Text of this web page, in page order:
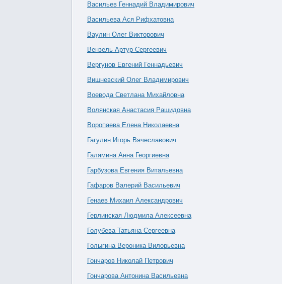
Васильев Геннадий Владимирович
Васильева Ася Рифхатовна
Ваулин Олег Викторович
Вензель Артур Сергеевич
Вергунов Евгений Геннадьевич
Вишневский Олег Владимирович
Воевода Светлана Михайловна
Волянская Анастасия Рашидовна
Воропаева Елена Николаевна
Гагулин Игорь Вячеславович
Галямина Анна Георгиевна
Гарбузова Евгения Витальевна
Гафаров Валерий Васильевич
Генаев Михаил Александрович
Герлинская Людмила Алексеевна
Голубева Татьяна Сергеевна
Голыгина Вероника Вилорьевна
Гончаров Николай Петрович
Гончарова Антонина Васильевна